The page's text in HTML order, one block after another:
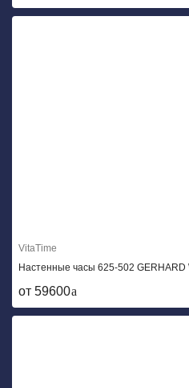
VitaTime
Настенные часы 625-502
от 59600